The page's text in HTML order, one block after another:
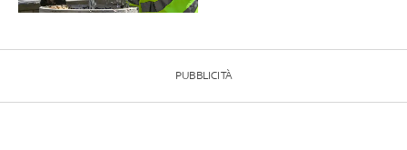
PUBBLICITÀ